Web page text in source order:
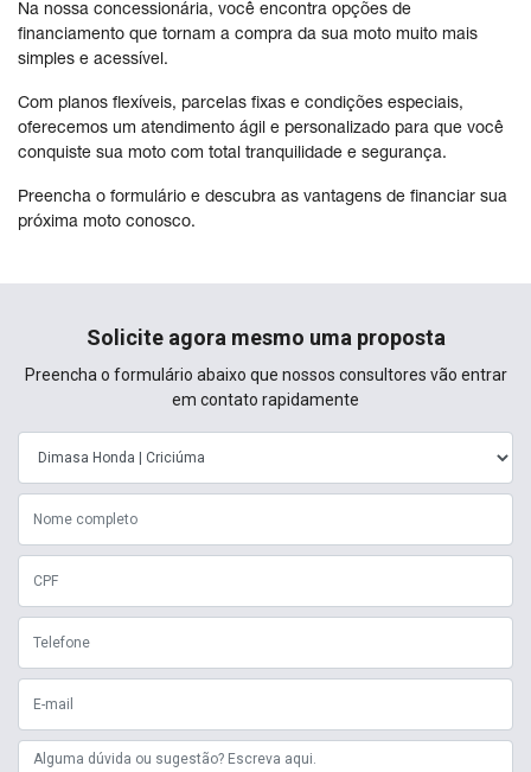
Na nossa concessionária, você encontra opções de
financiamento que tornam a compra da sua moto muito mais
simples e acessível.
Com planos flexíveis, parcelas fixas e condições especiais,
oferecemos um atendimento ágil e personalizado para que você
conquiste sua moto com total tranquilidade e segurança.
Preencha o formulário e descubra as vantagens de financiar sua
próxima moto conosco.
Solicite agora mesmo uma proposta
Preencha o formulário abaixo que nossos consultores vão entrar
em contato rapidamente